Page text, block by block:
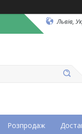
Львів,
Розпродаж